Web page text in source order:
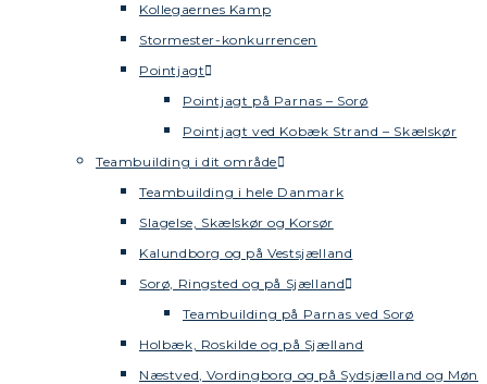
Kollegaernes Kamp
Stormester-konkurrencen
Pointjagt
Pointjagt på Parnas – Sorø
Pointjagt ved Kobæk Strand – Skælskør
Teambuilding i dit område
Teambuilding i hele Danmark
Slagelse, Skælskør og Korsør
Kalundborg og på Vestsjælland
Sorø, Ringsted og på Sjælland
Teambuilding på Parnas ved Sorø
Holbæk, Roskilde og på Sjælland
Næstved, Vordingborg og på Sydsjælland og Møn